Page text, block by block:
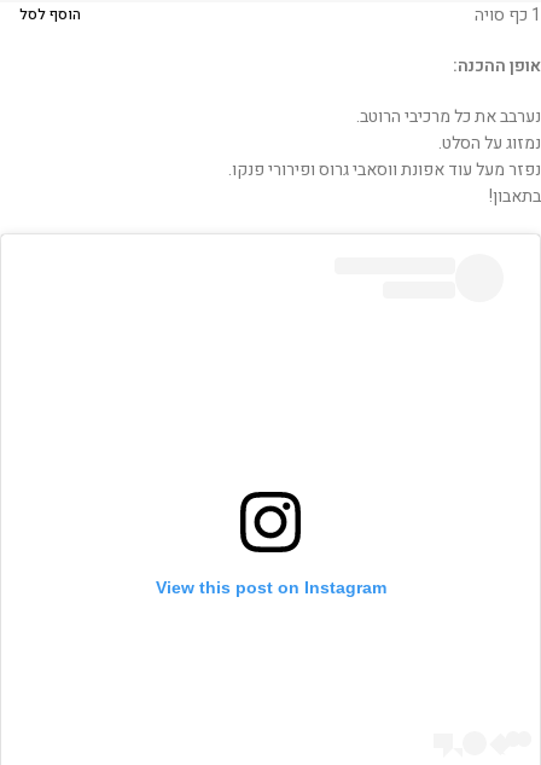
1 כף סויה
הוסף לסל
אופן ההכנה:
נערבב את כל מרכיבי הרוטב.
נמזוג על הסלט.
נפזר מעל עוד אפונת ווסאבי גרוס ופירורי פנקו.
בתאבון!
View this post on Instagram